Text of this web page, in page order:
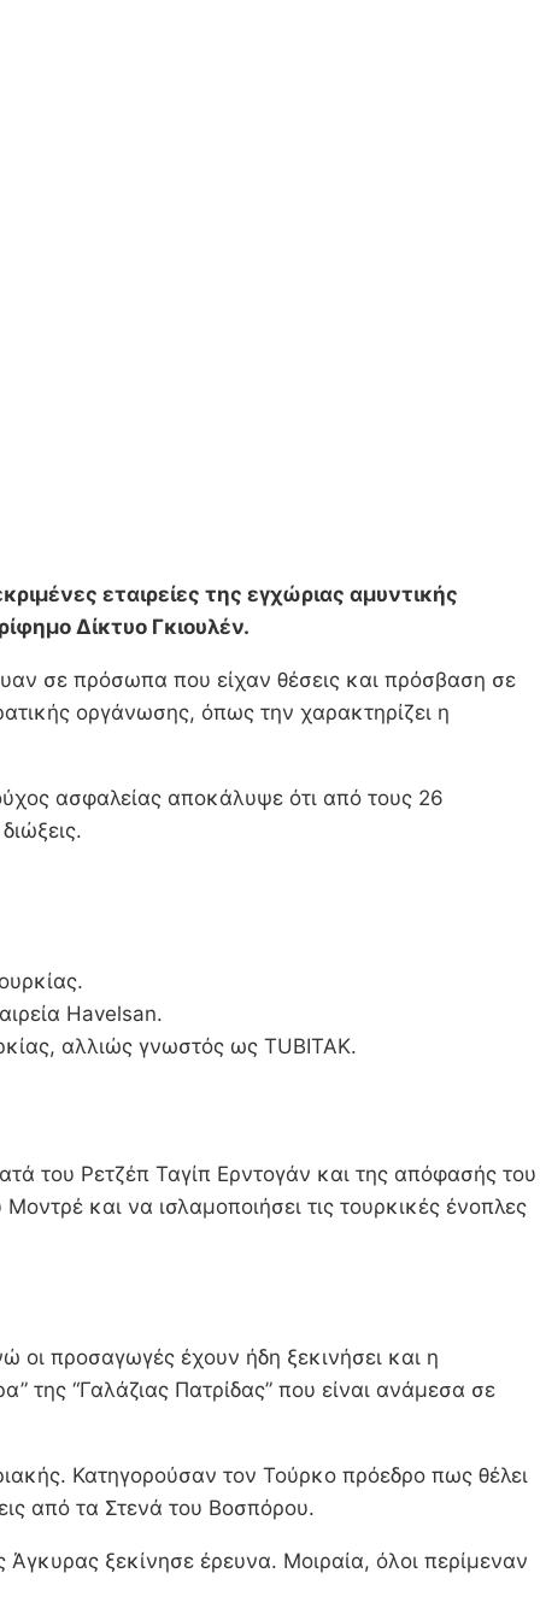
εταιρείες της εγχώριας αμυντικής
Δίκτυο Γκιουλέν.
σε πρόσωπα που είχαν θέσεις και πρόσβαση σε
οργάνωσης, όπως την χαρακτηρίζει η
ασφαλείας αποκάλυψε ότι από τους 26
Havelsan.
αλλιώς γνωστός ως TUBITAK.
του Ρετζέπ Ταγίπ Ερντογάν και της απόφασής του
και να ισλαμοποιήσει τις τουρκικές ένοπλες
προσαγωγές έχουν ήδη ξεκινήσει και η
της “Γαλάζιας Πατρίδας” που είναι ανάμεσα σε
Κατηγορούσαν τον Τούρκο πρόεδρο πως θέλει
από τα Στενά του Βοσπόρου.
ξεκίνησε έρευνα. Μοιραία, όλοι περίμεναν